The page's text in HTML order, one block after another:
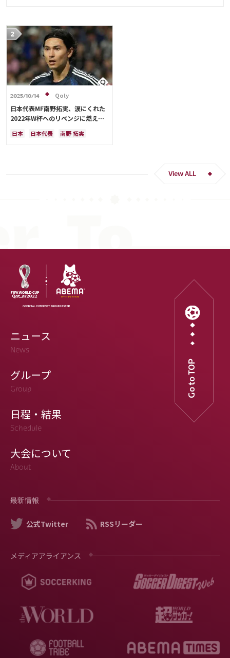
2025/10/14 Qoly
日本代表MF南野拓実、涙にくれた
2022年W杯へのリベンジに燃える
ー人生をかけた戦い」
日本 日本代表
南野 拓実
View ALL
ニュース
News
グループ
Group
日程・結果
Schedule
大会について
About
最新情報
公式Twitter RSSリーダー
メディアアライアンス
Go to TOP